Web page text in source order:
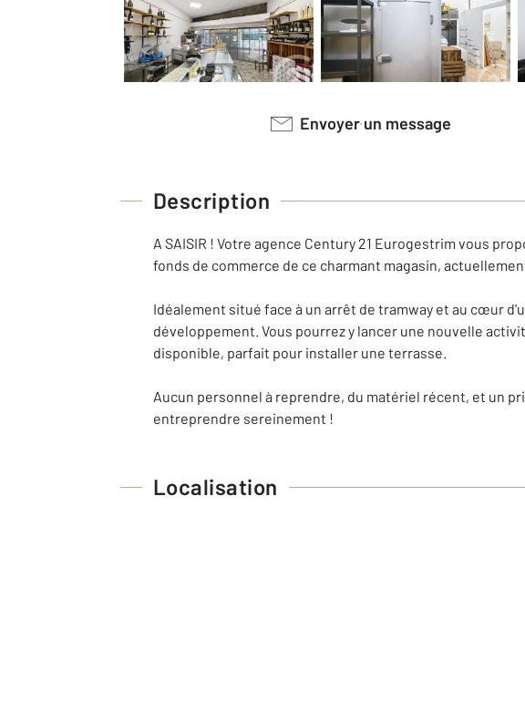
Envoyer un message
Description
A SAISIR ! Votre agence Century 21 Eurogestrim vous
fonds de commerce de ce charmant magasin,
Idéalement situé face à un arrêt de tramway et au cœur
développement. Vous pourrez y lancer une nouvelle
disponible, parfait pour installer une terrasse.
Aucun personnel à reprendre, du matériel récent, et un
entreprendre sereinement !
Localisation